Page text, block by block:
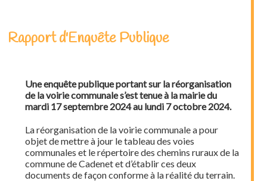
Rapport d'Enquête Publique
Une enquête publique portant sur la réorganisation
de la voirie communale s’est tenue à la mairie du
mardi 17 septembre 2024 au lundi 7 octobre 2024.
La réorganisation de la voirie communale a pour
objet de mettre à jour le tableau des voies
communales et le répertoire des chemins ruraux de la
commune de Cadenet et d’établir ces deux
documents de façon conforme à la réalité du terrain.